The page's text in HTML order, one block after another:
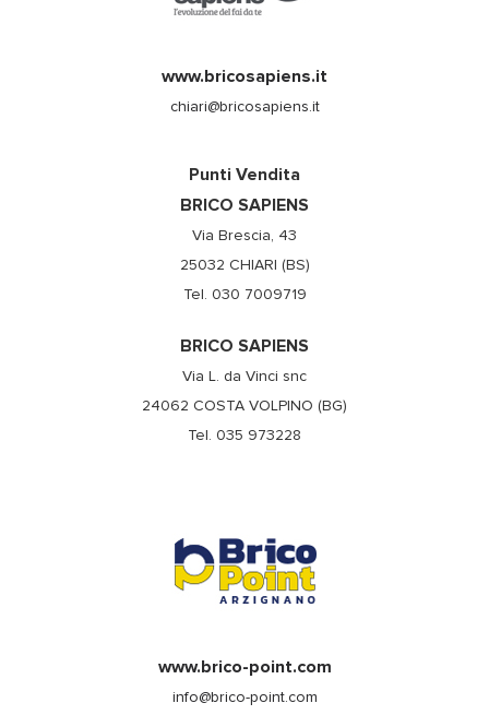
www.bricosapiens.it
chiari@bricosapiens.it
Punti Vendita
BRICO SAPIENS
Via Brescia, 43
25032 CHIARI (BS)
Tel. 030 7009719
BRICO SAPIENS
Via L. da Vinci snc
24062 COSTA VOLPINO (BG)
Tel. 035 973228
www.brico-point.com
info@brico-point.com